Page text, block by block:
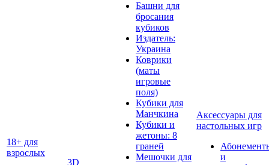
18+ для
взрослых
3D
Башни для
бросания
кубиков
Издатель:
Украина
Коврики
(маты
игровые
поля)
Кубики для
Манчкина
Кубики и
жетоны: 8
граней
Мешочки для
Аксессуары для
настольных игр
и